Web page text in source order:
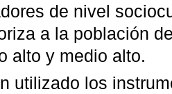
de nivel
a la población
alto y medio alto.
utilizado los